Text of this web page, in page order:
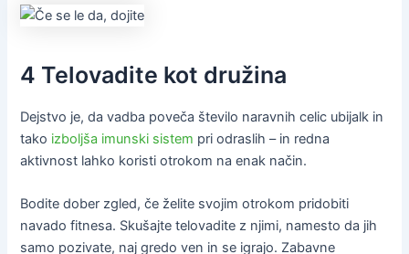
4 Telovadite kot družina
Dejstvo je, da vadba poveča število naravnih celic ubijalk in
tako izboljša imunski sistem pri odraslih – in redna
aktivnost lahko koristi otrokom na enak način.
Bodite dober zgled, če želite svojim otrokom pridobiti
navado fitnesa. Skušajte telovadite z njimi, namesto da jih
samo pozivate, naj gredo ven in se igrajo. Zabavne